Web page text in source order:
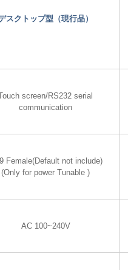
スクトップ型（現行品）
screen/RS232 serial
communication
Female(Default not include)
(Only for power Tunable )
AC 100~240V